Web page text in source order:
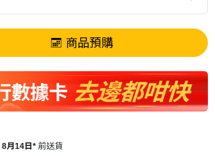
商品預購
8月14日* 前送貨